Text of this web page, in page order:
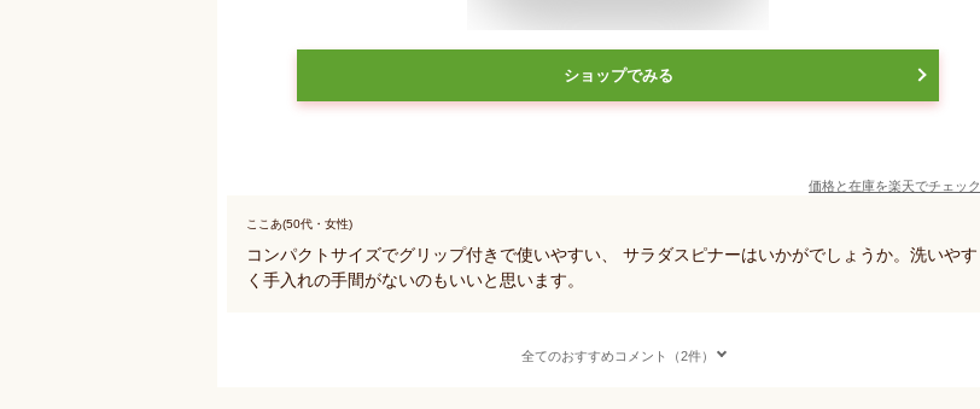
ショップでみる
価格と在庫を楽天でチェック
ここあ(50代・女性)
コンパクトサイズでグリップ付きで使いやすい、 サラダスピナーはいかがでしょうか。洗いやす
く手入れの手間がないのもいいと思います。
全てのおすすめコメント（2件）